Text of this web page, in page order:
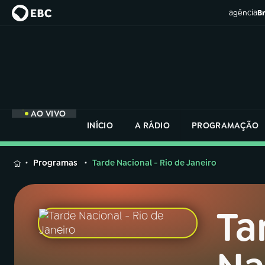
agência
AO VIVO
INÍCIO
A RÁDIO PROGRAMAÇÃO
MENU
Buscar
Buscar
na
Rádio
Nacional
Programas Tarde Nacional - Rio de Janeiro